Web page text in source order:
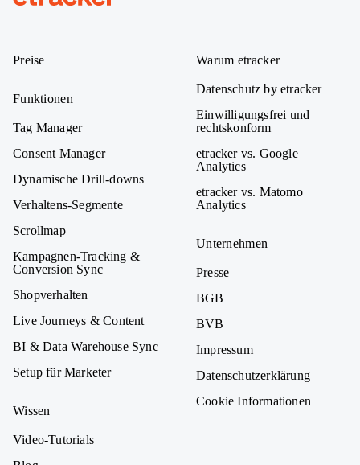
Preise
Funktionen
Tag Manager
Consent Manager
Dynamische Drill-downs
Verhaltens-Segmente
Scrollmap
Kampagnen-Tracking &
Conversion Sync
Shopverhalten
Live Journeys & Content
BI & Data Warehouse Sync
Setup für Marketer
Wissen
Video-Tutorials
Warum etracker
Datenschutz by etracker
Einwilligungsfrei und
rechtskonform
etracker vs. Google
Analytics
etracker vs. Matomo
Analytics
Unternehmen
Presse
BGB
BVB
Impressum
Datenschutzerklärung
Cookie Informationen